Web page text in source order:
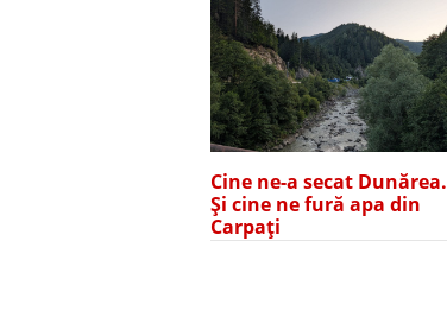
Cine ne-a secat Dunărea.
Și cine ne fură apa din
Carpați